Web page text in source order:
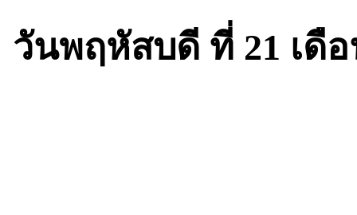
วันพฤหัสบดี ที่ 21 เดื